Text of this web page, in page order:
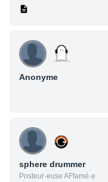
Anonyme
sphere drummer
Posteur·euse AFfamé·e